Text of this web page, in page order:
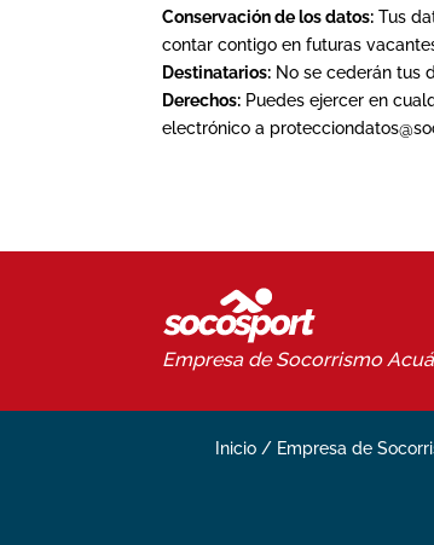
Conservación de los datos: Tus
contar contigo en futuras
Destinatarios: No se cederán tus
Derechos: Puedes ejercer en
electrónico a
Empresa de Socorrismo
Inicio / Empresa de